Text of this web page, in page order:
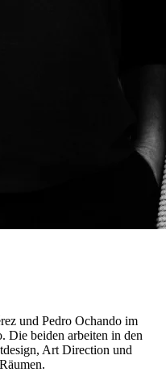
und Pedro Ochando im
Die beiden arbeiten in den
Art Direction und